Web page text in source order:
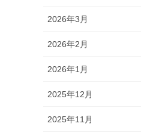
2026年3月
2026年2月
2026年1月
2025年12月
2025年11月